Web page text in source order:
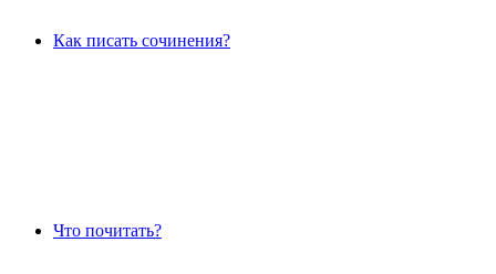
Как писать сочинения?
Что почитать?